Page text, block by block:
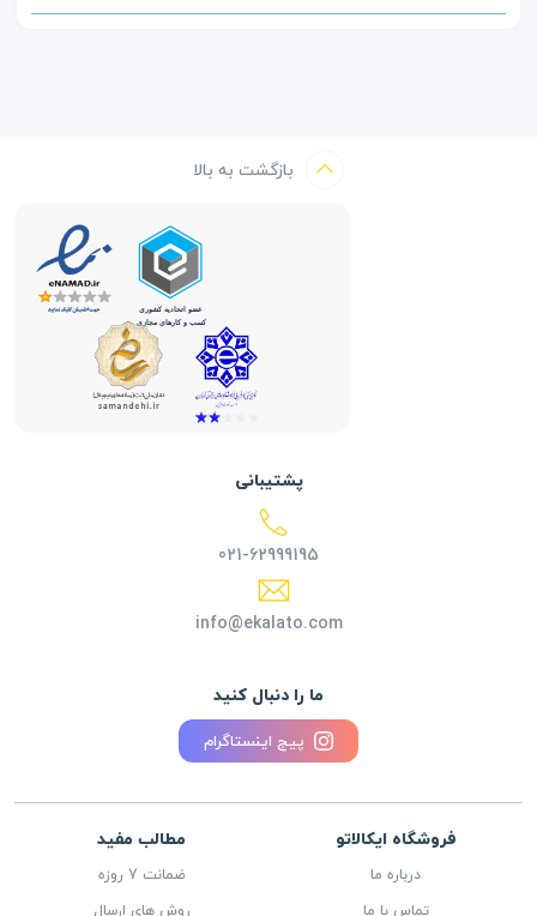
بازگشت به بالا
ما را دنبال کنید
پیج اینستاگرام
پشتیبانی
021-62999195
info@ekalato.com
مطالب مفید
ضمانت 7 روزه
روش های ارسال
فروشگاه ایکالاتو
درباره ما
تماس با ما